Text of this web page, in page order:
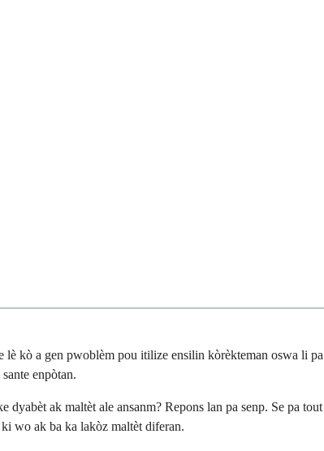
kò a gen pwoblèm pou itilize ensilin kòrèkteman oswa li
enpòtan.
ak maltèt ale ansanm? Repons lan pa senp. Se pa
wo ak ba ka lakòz maltèt diferan.